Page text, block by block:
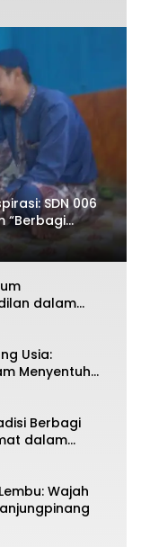
SDN 006
“Berbagi
dalam
Usia:
Menyentuh
Berbagi
dalam
dalam
Wajah